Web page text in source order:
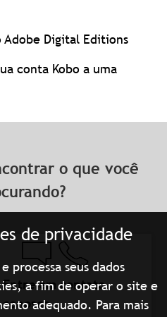
de privacidade
processa seus dados
a fim de operar o site e
adequado. Para mais
Adobe Digital Editions
conta Kobo a uma
o que você
Entre em contato
conosco